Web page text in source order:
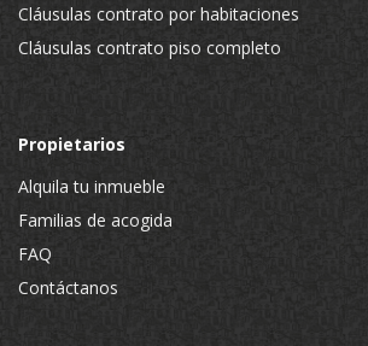
Cláusulas contrato por habitaciones
Cláusulas contrato piso completo
Propietarios
Alquila tu inmueble
Familias de acogida
FAQ
Contáctanos